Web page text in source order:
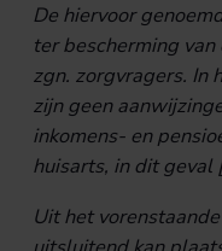
De hiervoor
ter bescherming
zgn. zorgvragers. In
zijn geen
inkomens- en
huisarts, in dit geval
Uit het